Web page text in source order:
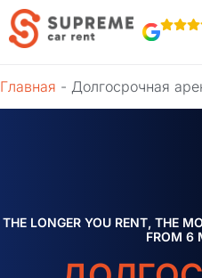
Главная - Долгосрочная
THE LONGER YOU RENT, THE
FROM 6